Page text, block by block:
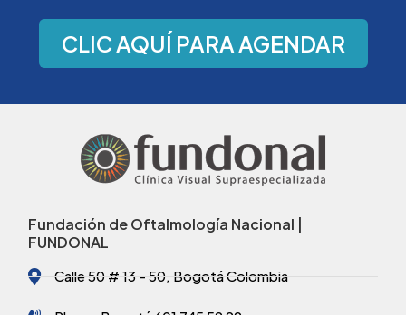
CLIC AQUÍ PARA AGENDAR
Fundación de Oftalmología Nacional |
FUNDONAL
Calle 50 # 13 - 50, Bogotá Colombia